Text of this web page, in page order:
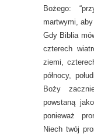
Bożego:
martwymi, aby
Gdy Biblia
czterech
ziemi,
północy,
Boży
powstaną
ponieważ
Niech twój